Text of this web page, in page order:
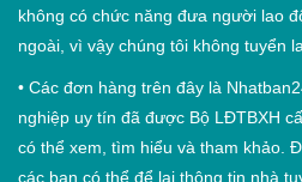
không có chức năng đưa người lao
ngoài, vì vậy chúng tôi không tuyển
• Các đơn hàng trên đây là
nghiệp uy tín đã được Bộ LĐTBXH
có thể xem, tìm hiểu và tham khảo.
các bạn có thể để lại thông tin nhà